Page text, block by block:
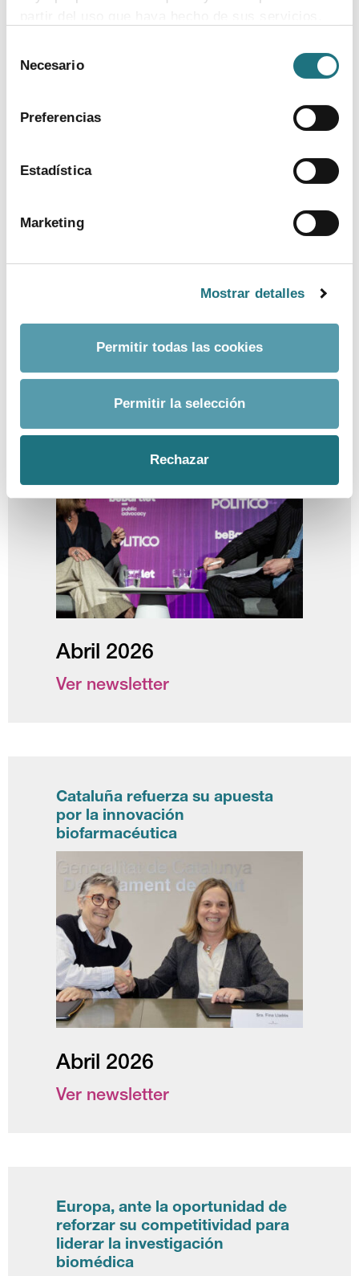
Para más información puede acceder a nuestra
Necesario
Preferencias
Estadística
Marketing
Mostrar detalles
Permitir todas las cookies
Permitir la selección
Rechazar
ecosistema que potencie la
innovación en Europa»
Abril 2026
Ver newsletter
Cataluña refuerza su apuesta
por la innovación
biofarmacéutica
Abril 2026
Ver newsletter
Europa, ante la oportunidad de
reforzar su competitividad para
liderar la investigación
biomédica